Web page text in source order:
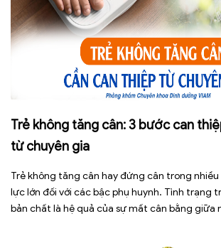
Trẻ không tăng cân: 3 bước can
từ chuyên gia
Trẻ không tăng cân hay đứng cân trong
lực lớn đối với các bậc phụ huynh. Tình trạng
bản chất là hệ quả của sự mất cân bằng giữa